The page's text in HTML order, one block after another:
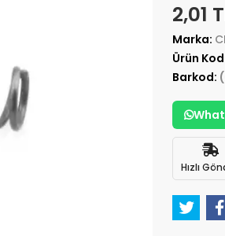
2,01
Marka:
Ürün
Barkod:
Hızlı